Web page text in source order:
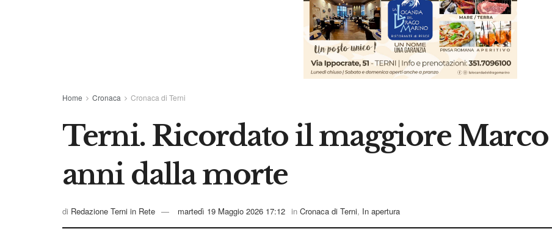
Home Cronaca Cronaca di Terni
Terni. Ricordato il maggiore Marco
anni dalla morte
di Redazione Terni in Rete martedì 19 Maggio 2026 17:12 in Cronaca di Terni, In apertura